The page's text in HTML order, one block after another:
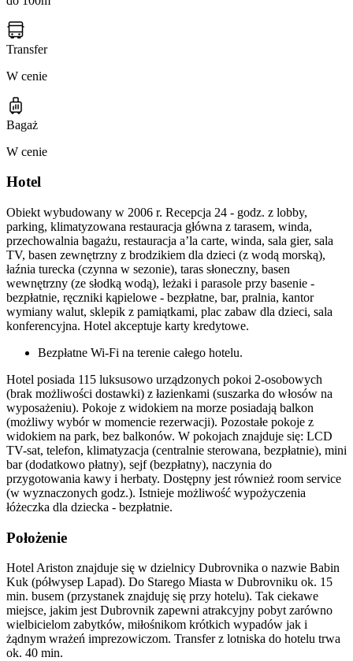
Transfer
W cenie
Bagaż
W cenie
Hotel
Obiekt wybudowany w 2006 r. Recepcja 24 - godz. z lobby,
parking, klimatyzowana restauracja główna z tarasem, winda,
przechowalnia bagażu, restauracja a’la carte, winda, sala gier, sala
TV, basen zewnętrzny z brodzikiem dla dzieci (z wodą morską),
łaźnia turecka (czynna w sezonie), taras słoneczny, basen
wewnętrzny (ze słodką wodą), leżaki i parasole przy basenie -
bezpłatnie, ręczniki kąpielowe - bezpłatne, bar, pralnia, kantor
wymiany walut, sklepik z pamiątkami, plac zabaw dla dzieci, sala
konferencyjna. Hotel akceptuje karty kredytowe.
Bezpłatne Wi-Fi na terenie całego hotelu.
Hotel posiada 115 luksusowo urządzonych pokoi 2-osobowych
(brak możliwości dostawki) z łazienkami (suszarka do włosów na
wyposażeniu). Pokoje z widokiem na morze posiadają balkon
(możliwy wybór w momencie rezerwacji). Pozostałe pokoje z
widokiem na park, bez balkonów. W pokojach znajduje się: LCD
TV-sat, telefon, klimatyzacja (centralnie sterowana, bezpłatnie), mini
bar (dodatkowo płatny), sejf (bezpłatny), naczynia do
przygotowania kawy i herbaty. Dostępny jest również room service
(w wyznaczonych godz.). Istnieje możliwość wypożyczenia
łóżeczka dla dziecka - bezpłatnie.
Położenie
Hotel Ariston znajduje się w dzielnicy Dubrovnika o nazwie Babin
Kuk (półwysep Lapad). Do Starego Miasta w Dubrovniku ok. 15
min. busem (przystanek znajduję się przy hotelu). Tak ciekawe
miejsce, jakim jest Dubrovnik zapewni atrakcyjny pobyt zarówno
wielbicielom zabytków, miłośnikom krótkich wypadów jak i
żądnym wrażeń imprezowiczom. Transfer z lotniska do hotelu trwa
ok. 40 min.